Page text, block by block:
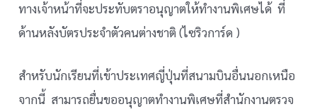
ทางเจ้าหน้าที่จะประทับตราอนุญาตให้ทำงานพิเศษได้ ที่
ด้านหลังบัตรประจำตัวคนต่างชาติ (ไซริวการ์ด )
สำหรับนักเรียนที่เข้าประเทศญี่ปุ่นที่สนามบินอื่นนอกเหนือ
จากนี้ สามารถยื่นขออนุญาตทำงานพิเศษที่สำนักงานตรวจ